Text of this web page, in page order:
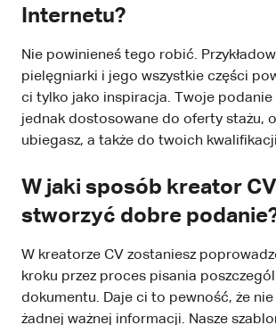
Internetu?
Nie powinieneś tego robić.
pielęgniarki i jego wszystkie części
ci tylko jako inspiracja. Twoje podanie
jednak dostosowane do oferty stażu,
ubiegasz, a także do twoich
W jaki sposób kreator
stworzyć dobre
W kreatorze CV zostaniesz
kroku przez proces pisania
dokumentu. Daje ci to pewność, że
żadnej ważnej informacji. Nasze